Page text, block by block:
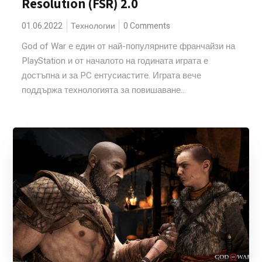
Resolution (FSR) 2.0
01.06.2022 Технологии 0 Comments
God of War е един от най-популярните франчайзи на
PlayStation и от началото на годината играта е
достъпна и за PC ентусиастите. Играта вече
поддържа технологията за повишаване...